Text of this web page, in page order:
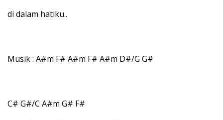
di dalam hatiku..
Musik : A#m F# A#m F# A#m D#/G G#
C# G#/C A#m G# F#